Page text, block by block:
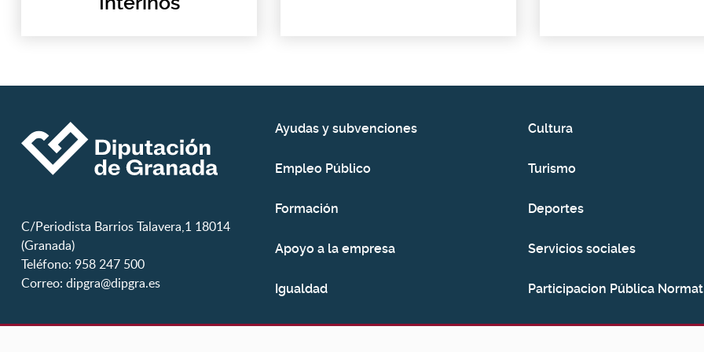
C/Periodista Barrios Talavera,1 18014
(Granada)
Teléfono: 958 247 500
Correo: dipgra@dipgra.es
Ayudas y subvenciones
Empleo Público
Formación
Apoyo a la empresa
Igualdad
Juventud
Cultura
Turismo
Deportes
Servicios sociales
Participacion Pública
Consumo